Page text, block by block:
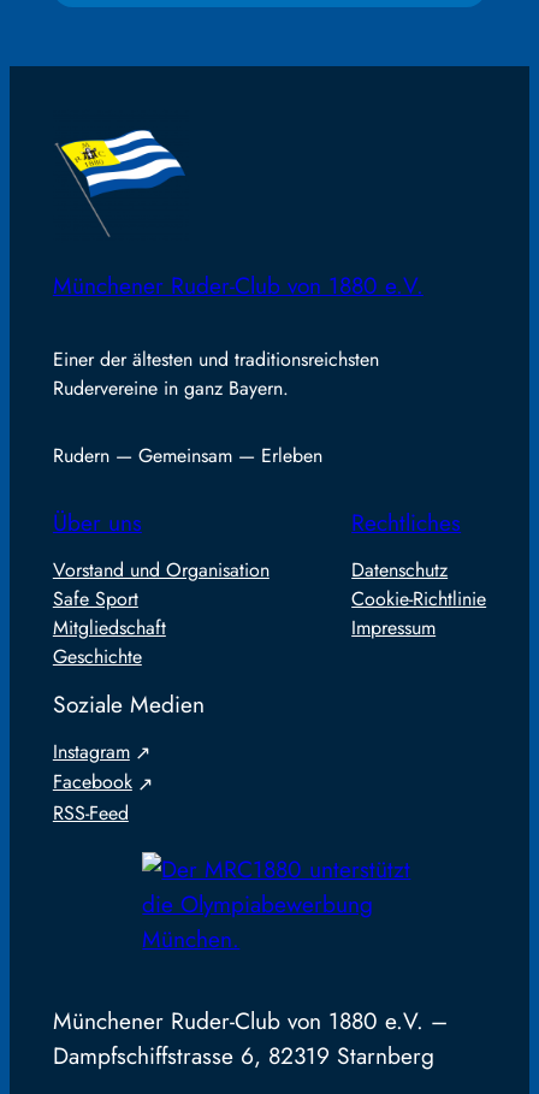
Münchener Ruder-Club von 1880 e.V.
Einer der ältesten und traditionsreichsten
Rudervereine in ganz Bayern.
Rudern — Gemeinsam — Erleben
Über uns
Vorstand und Organisation
Safe Sport
Mitgliedschaft
Geschichte
Rechtliches
Datenschutz
Cookie-Richtlinie
Impressum
Soziale Medien
Instagram
Facebook
RSS-Feed
Münchener Ruder-Club von 1880 e.V. –
Dampfschiffstrasse 6, 82319 Starnberg